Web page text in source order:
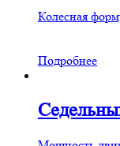
Колесная
Подробнее